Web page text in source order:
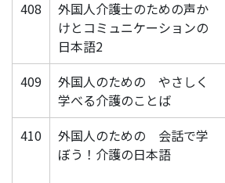
408
外国人介護士のための声か
けとコミュニケーションの
日本語2
409
外国人のための やさしく
学べる介護のことば
410
外国人のための 会話で学
ぼう！介護の日本語